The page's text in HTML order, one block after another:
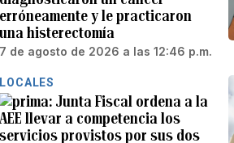
erróneamente y le practicaron
una histerectomía
7 de agosto de 2026 a las 12:46 p.m.
LOCALES
Junta Fiscal ordena a la
AEE llevar a competencia los
servicios provistos por sus dos